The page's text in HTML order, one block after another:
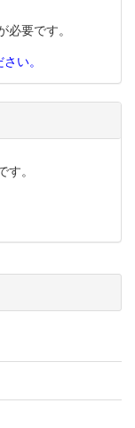
要です。
い。
。